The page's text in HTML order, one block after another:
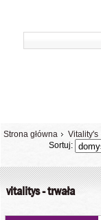
Strona główna Vitality's
Sortuj:
vitalitys - trwała